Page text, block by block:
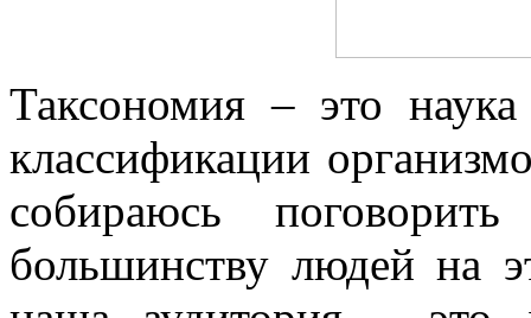
Таксономия – это
классификации
собираюсь
большинству людей на